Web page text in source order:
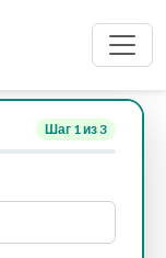
Шаг 1из 3